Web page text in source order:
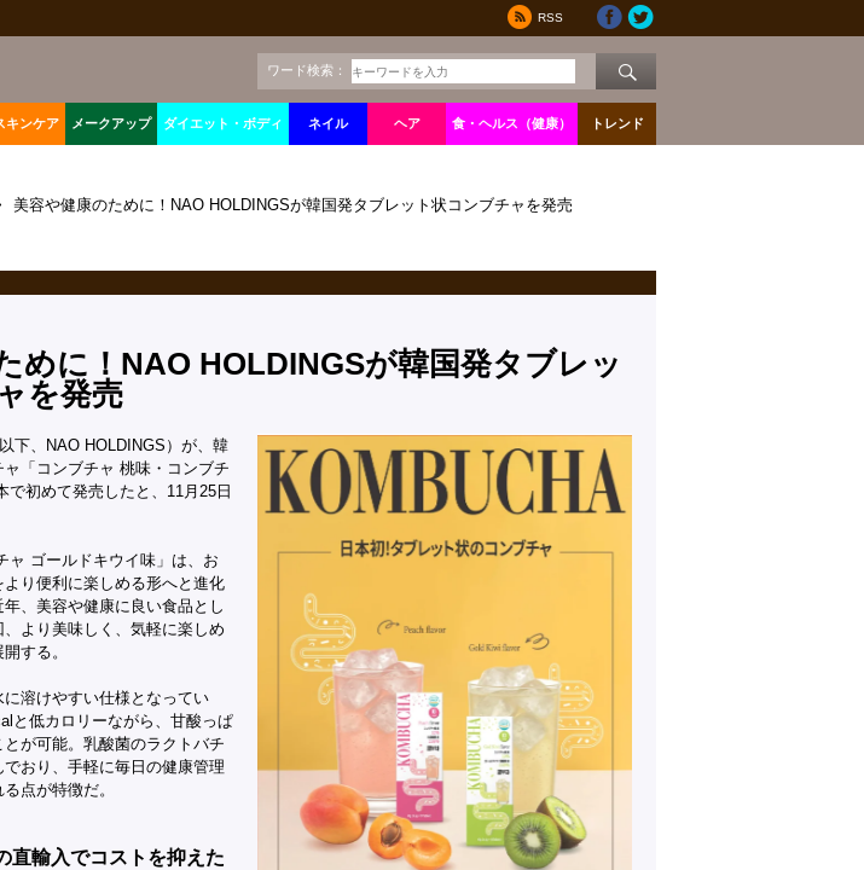
RSS
ワード検索：
キンケア メークアップ ダイエット・ボディ ネイル ヘア 食・ヘルス（健康） トレンド
美容や健康のために！NAO HOLDINGSが韓国発タブレット状コンブチャを発売
めに！NAO HOLDINGSが韓国発タブレッ
を発売
下、NAO HOLDINGS）が、韓
「コンブチャ 桃味・コンブチ
で初めて発売したと、11月25日
ャ ゴールドキウイ味」は、お
り便利に楽しめる形へと進化
、美容や健康に良い食品とし
より美味しく、気軽に楽しめ
する。
溶けやすい仕様となってい
と低カロリーながら、甘酸っぱ
が可能。乳酸菌のラクトバチ
おり、手軽に毎日の健康管理
点が特徴だ。
直輸入でコストを抑えた